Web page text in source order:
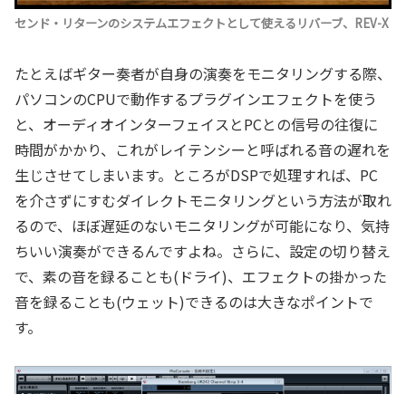
センド・リターンのシステムエフェクトとして使えるリバーブ、REV-X
たとえばギター奏者が自身の演奏をモニタリングする際、
パソコンのCPUで動作するプラグインエフェクトを使う
と、オーディオインターフェイスとPCとの信号の往復に
時間がかかり、これがレイテンシーと呼ばれる音の遅れを
生じさせてしまいます。ところがDSPで処理すれば、PC
を介さずにすむダイレクトモニタリングという方法が取れ
るので、ほぼ遅延のないモニタリングが可能になり、気持
ちいい演奏ができるんですよね。さらに、設定の切り替え
で、素の音を録ることも(ドライ)、エフェクトの掛かった
音を録ることも(ウェット)できるのは大きなポイントで
す。